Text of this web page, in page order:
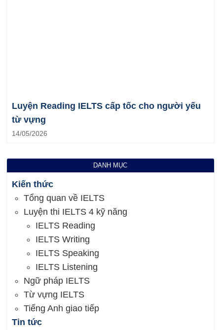
Luyện Reading IELTS cấp tốc cho người yếu
từ vựng
14/05/2026
DANH MỤC
Kiến thức
Tổng quan về IELTS
Luyện thi IELTS 4 kỹ năng
IELTS Reading
IELTS Writing
IELTS Speaking
IELTS Listening
Ngữ pháp IELTS
Từ vựng IELTS
Tiếng Anh giao tiếp
Tin tức